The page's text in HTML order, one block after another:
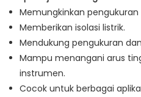
Memungkinkan
Memberikan isolasi listrik.
Mendukung pengukuran
Mampu menangani arus
instrumen.
Cocok untuk berbagai